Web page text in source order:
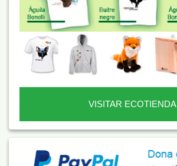
VISITAR ECOTIENDA